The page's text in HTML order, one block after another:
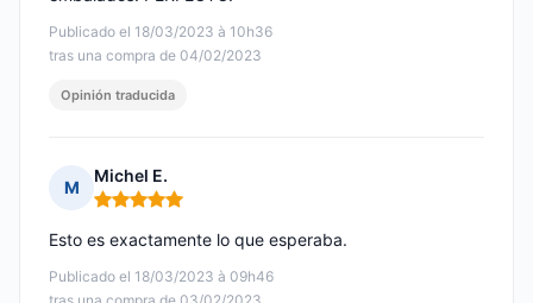
Publicado el 18/03/2023 à 10h36
tras una compra de 04/02/2023
Opinión traducida
M
Michel E.
Nota: 5 de 5
Publicado el 18/03/2023 à 09h46
Esto es exactamente lo que esperaba.